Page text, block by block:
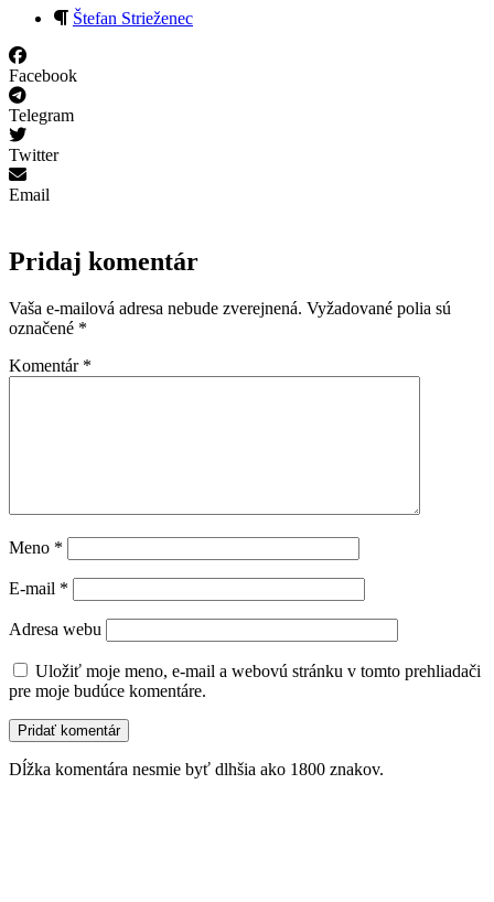
Štefan Strieženec
Facebook
Telegram
Twitter
Email
Pridaj komentár
Vaša e-mailová adresa nebude zverejnená. Vyžadované polia sú
označené *
Komentár *
Meno *
E-mail *
Adresa webu
Uložiť moje meno, e-mail a webovú stránku v tomto prehliadači
pre moje budúce komentáre.
Dĺžka komentára nesmie byť dlhšia ako 1800 znakov.